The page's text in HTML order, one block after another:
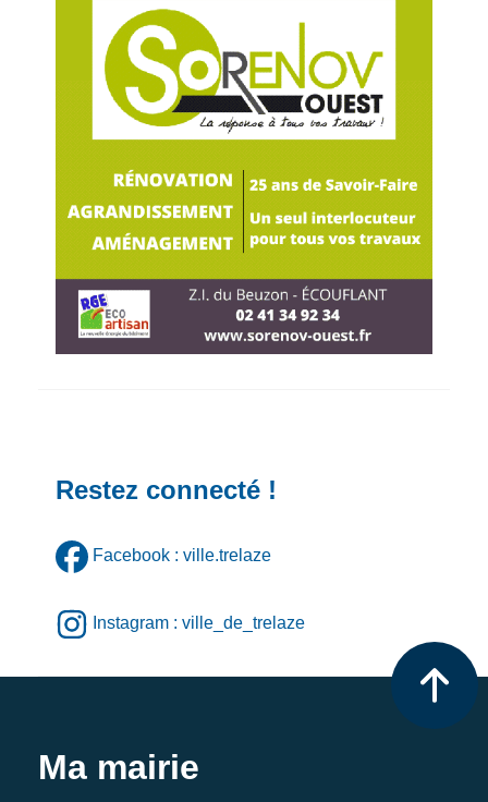
Restez connecté !
Facebook : ville.trelaze
Instagram : ville_de_trelaze
Ma mairie